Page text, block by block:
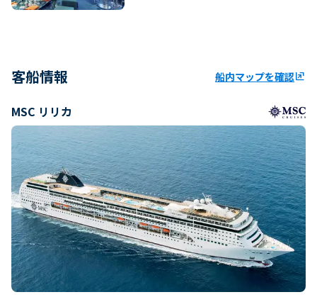
客船情報 船内マップを確認ungroup
MSC リリカ